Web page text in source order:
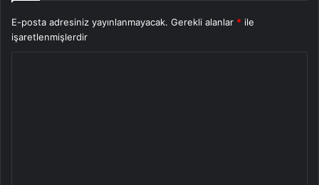
E-posta adresiniz yayınlanmayacak. Gerekli alanlar * ile
işaretlenmişlerdir